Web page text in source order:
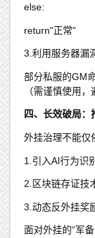
else:
return"正常"
3.利用服务器漏
部分私服的GM
（需谨慎使用，
四、长效破局：
外挂治理不能仅
1.引入AI行为识
2.区块链存证技
3.动态反外挂奖
面对外挂的“军